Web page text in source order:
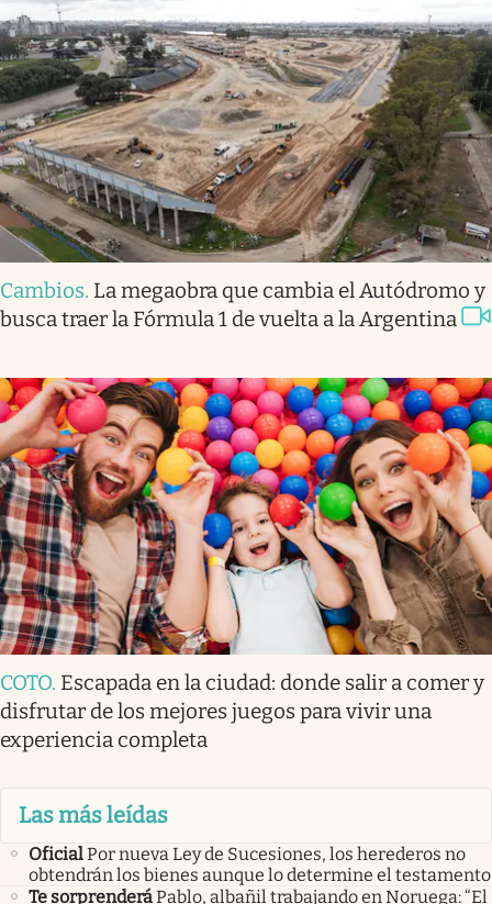
Cambios. La megaobra que cambia el Autódromo y
busca traer la Fórmula 1 de vuelta a la Argentina
COTO. Escapada en la ciudad: donde salir a comer y
disfrutar de los mejores juegos para vivir una
experiencia completa
Las más leídas
OficialPor nueva Ley de Sucesiones, los herederos no
obtendrán los bienes aunque lo determine el testamento
Te sorprenderáPablo, albañil trabajando en Noruega: “El